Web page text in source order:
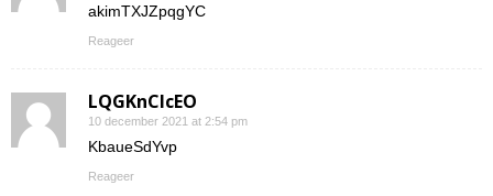
akimTXJZpqgYC
Reageer
LQGKnCIcEO
10 december 2021 at 2:54 pm
KbaueSdYvp
Reageer